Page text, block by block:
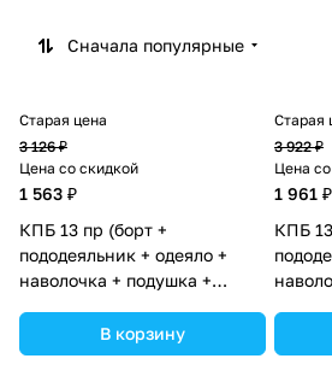
Сначала популярные
Старая цена
3 126 ₽
Цена со скидкой
1 563 ₽
КПБ 13 пр (борт +
пододеяльник + одеяло +
наволочка + подушка +
(№1146-0-1бб) цвета в
ассортименте.
В корзину
Старая
3 922 ₽
Цена
1 961 ₽
КПБ